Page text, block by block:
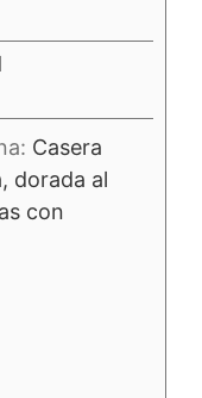
Casera
dorada al
con